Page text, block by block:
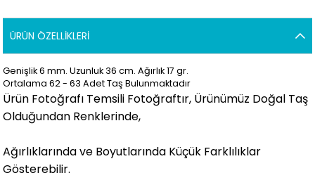
ÜRÜN ÖZELLIKLERI
Genişlik 6 mm. Uzunluk 36 cm. Ağırlık 17 gr.
Ortalama 62 - 63 Adet Taş Bulunmaktadır
Ürün Fotoğrafı Temsili Fotoğraftır, Ürünümüz Doğal Taş
Olduğundan Renklerinde,
Ağırlıklarında ve Boyutlarında Küçük Farklılıklar
Gösterebilir.